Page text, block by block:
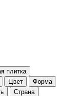
плитка
Цвет
Форма
Страна